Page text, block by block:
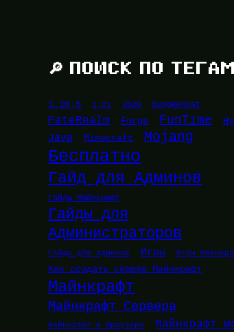
🔎 ПОИСК ПО ТЕГАМ
1.16.5 1.21 2026 BungeeHost
FateRealm Forge FunTime
Java Minecraft Mojang
Бесплатно
Гайд для Админов
Гайды Майнкрафт
Гайды для
Администраторов
Гайды для админов Игры Игры
Как создать сервер Майнкрафт
Майнкрафт
Майнкрафт Сервера
Майнкрафт в браузере Майнкрафт